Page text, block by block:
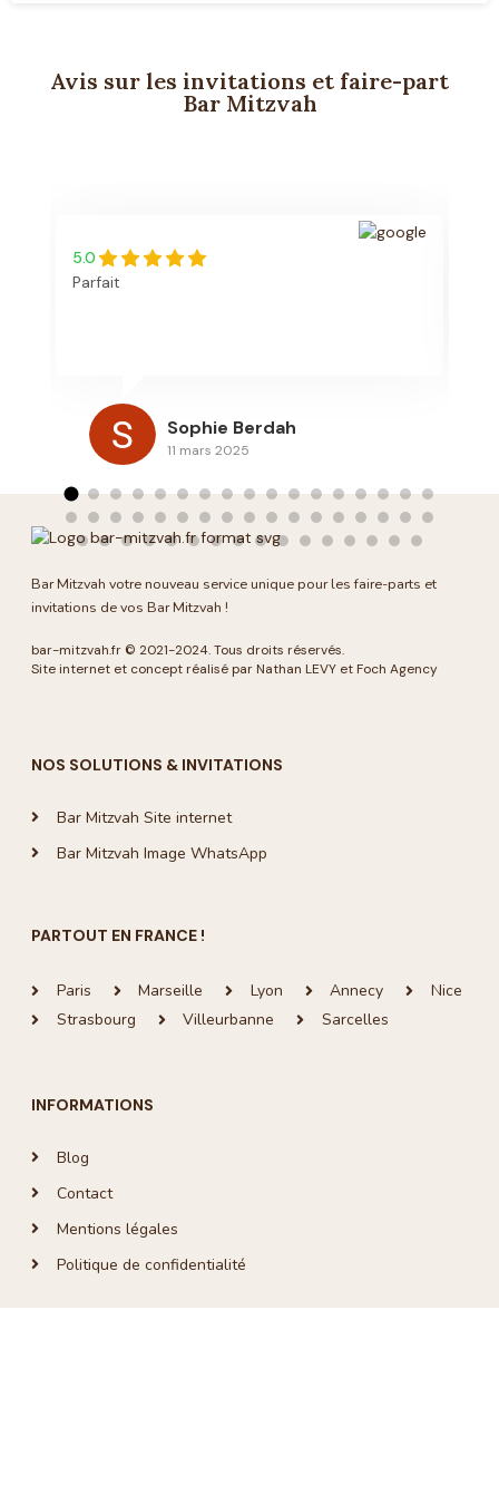
Avis sur les invitations et faire-part
Bar Mitzvah
5.0
Parfait
Sophie Berdah
11 mars 2025
Bar Mitzvah votre nouveau service unique pour les faire-parts et
invitations de vos Bar Mitzvah !
bar-mitzvah.fr © 2021-2024. Tous droits réservés.
Site internet et concept réalisé par Nathan LEVY et Foch Agency
NOS SOLUTIONS & INVITATIONS
Bar Mitzvah Site internet
Bar Mitzvah Image WhatsApp
PARTOUT EN FRANCE !
Paris Marseille Lyon Annecy
Nice
Strasbourg
Villeurbanne Sarcelles
INFORMATIONS
Blog
Contact
Mentions légales
Politique de confidentialité